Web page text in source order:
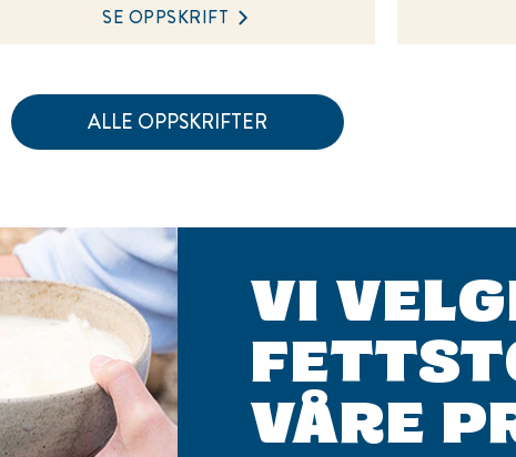
SE OPPSKRIFT
ALLE OPPSKRIFTER
VI
VÅRE